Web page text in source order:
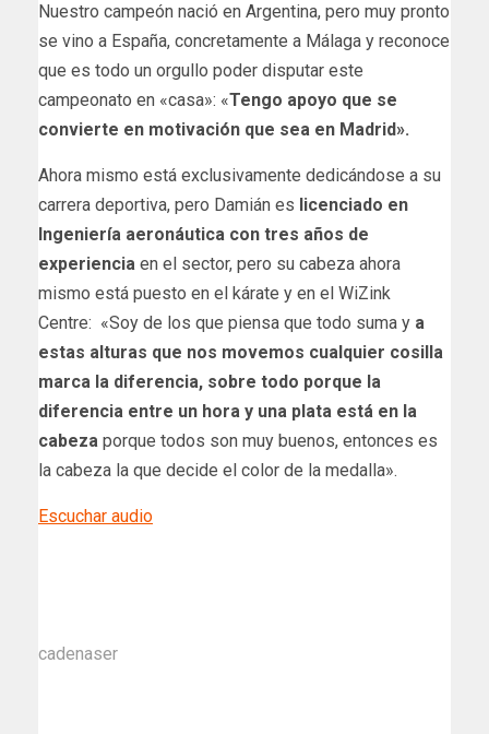
Nuestro campeón nació en Argentina, pero muy pronto
se vino a España, concretamente a Málaga y reconoce
que es todo un orgullo poder disputar este
campeonato en «casa»: «Tengo apoyo que se
convierte en motivación que sea en Madrid».
Ahora mismo está exclusivamente dedicándose a su
carrera deportiva, pero Damián es licenciado en
Ingeniería aeronáutica con tres años de
experiencia en el sector, pero su cabeza ahora
mismo está puesto en el kárate y en el WiZink
Centre: «Soy de los que piensa que todo suma y a
estas alturas que nos movemos cualquier cosilla
marca la diferencia, sobre todo porque la
diferencia entre un hora y una plata está en la
cabeza porque todos son muy buenos, entonces es
la cabeza la que decide el color de la medalla».
Escuchar audio
cadenaser